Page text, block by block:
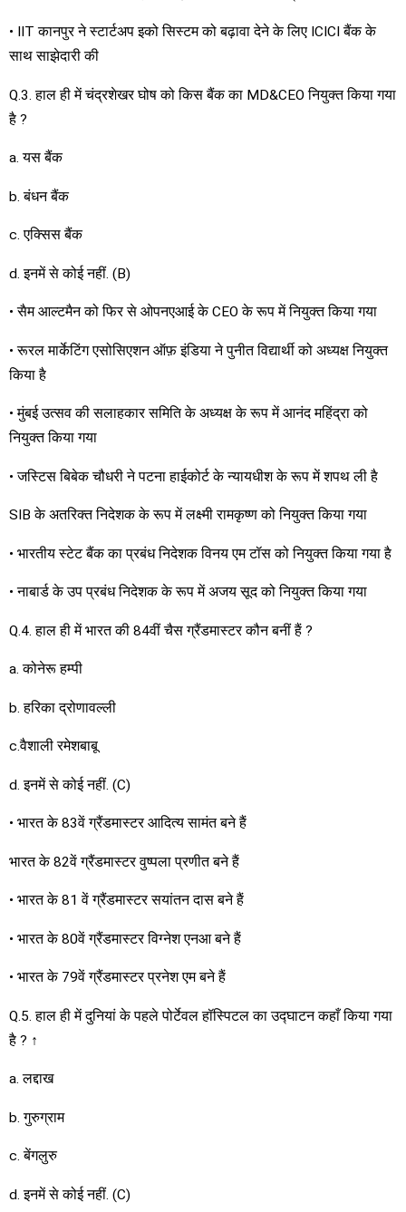
• IIT कानपुर ने स्टार्टअप इको सिस्टम को बढ़ावा देने के लिए ICICI बैंक के
साथ साझेदारी की
Q.3. हाल ही में चंद्रशेखर घोष को किस बैंक का MD&CEO नियुक्त किया गया
है ?
a. यस बैंक
b. बंधन बैंक
c. एक्सिस बैंक
d. इनमें से कोई नहीं. (B)
• सैम आल्टमैन को फिर से ओपनएआई के CEO के रूप में नियुक्त किया गया
• रूरल मार्केटिंग एसोसिएशन ऑफ़ इंडिया ने पुनीत विद्यार्थी को अध्यक्ष नियुक्त
किया है
• मुंबई उत्सव की सलाहकार समिति के अध्यक्ष के रूप में आनंद महिंद्रा को
नियुक्त किया गया
• जस्टिस बिबेक चौधरी ने पटना हाईकोर्ट के न्यायधीश के रूप में शपथ ली है
SIB के अतरिक्त निदेशक के रूप में लक्ष्मी रामकृष्ण को नियुक्त किया गया
• भारतीय स्टेट बैंक का प्रबंध निदेशक विनय एम टॉस को नियुक्त किया गया है
• नाबार्ड के उप प्रबंध निदेशक के रूप में अजय सूद को नियुक्त किया गया
Q.4. हाल ही में भारत की 84वीं चैस ग्रैंडमास्टर कौन बनीं हैं ?
a. कोनेरू हम्पी
b. हरिका द्रोणावल्ली
c.वैशाली रमेशबाबू
d. इनमें से कोई नहीं. (C)
• भारत के 83वें ग्रैंडमास्टर आदित्य सामंत बने हैं
भारत के 82वें ग्रैंडमास्टर वुष्पला प्रणीत बने हैं
• भारत के 81 वें ग्रैंडमास्टर सयांतन दास बने हैं
• भारत के 80वें ग्रैंडमास्टर विग्नेश एनआ बने हैं
• भारत के 79वें ग्रैंडमास्टर प्रनेश एम बने हैं
Q.5. हाल ही में दुनियां के पहले पोर्टेवल हॉस्पिटल का उद्घाटन कहाँ किया गया
है ? ↑
a. लद्दाख
b. गुरुग्राम
c. बेंगलुरु
d. इनमें से कोई नहीं. (C)